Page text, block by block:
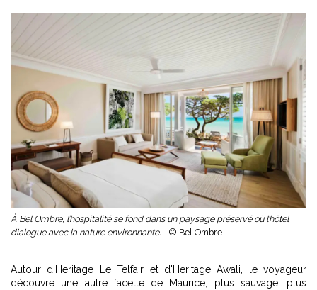
À Bel Ombre, l’hospitalité se fond dans un paysage préservé où l’hôtel
dialogue avec la nature environnante. - © Bel Ombre
Autour d'Heritage Le Telfair et d'Heritage Awali, le voyageur
découvre une autre facette de Maurice, plus sauvage, plus